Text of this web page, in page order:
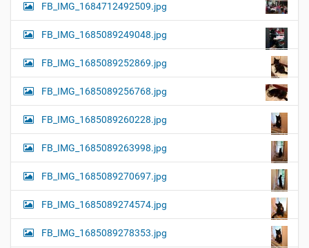
FB_IMG_1684712492509.jpg
FB_IMG_1685089249048.jpg
FB_IMG_1685089252869.jpg
FB_IMG_1685089256768.jpg
FB_IMG_1685089260228.jpg
FB_IMG_1685089263998.jpg
FB_IMG_1685089270697.jpg
FB_IMG_1685089274574.jpg
FB_IMG_1685089278353.jpg